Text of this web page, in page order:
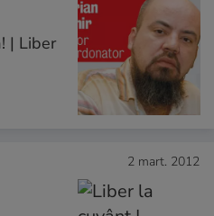
| Liber
2 mart. 2012